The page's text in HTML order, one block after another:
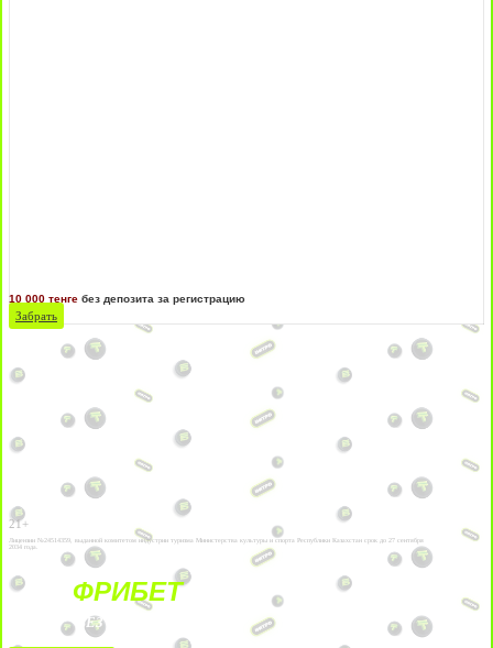
10 000 тенге без депозита за регистрацию
Забрать
21+
Лицензии №24514359, выданной комитетом индустрии туризма Министерства культуры и спорта Республики Казахстан срок до 27 сентября
2034 года.
ФРИБЕТ
БЕЗ УСЛОВИЙ